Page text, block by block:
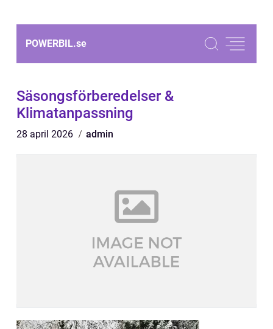
POWERBIL.se
Säsongsförberedelser &
Klimatanpassning
28 april 2026 admin